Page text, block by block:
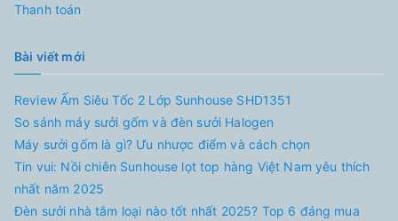
Thanh toán
Bài viết mới
Review Ấm Siêu Tốc 2 Lớp Sunhouse SHD1351
So sánh máy sưởi gốm và đèn sưởi Halogen
Máy sưởi gốm là gì? Ưu nhược điểm và cách chọn
Tin vui: Nồi chiên Sunhouse lọt top hàng Việt Nam yêu thích
nhất năm 2025
Đèn sưởi nhà tắm loại nào tốt nhất 2025? Top 6 đáng mua